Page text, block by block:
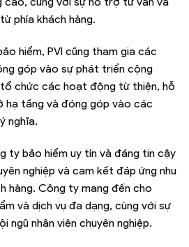
phía khách hàng.
hiểm, PVI cũng tham gia các
góp vào sự phát triển cộng
chức các hoạt động từ thiện, hỗ
hạ tầng và đóng góp vào các
nghĩa.
ty bảo hiểm uy tín và đáng tin cậy
nghiệp và cam kết đáp ứng nhu
hàng. Công ty mang đến cho
và dịch vụ đa dạng, cùng với sự
nhân viên chuyên nghiệp.